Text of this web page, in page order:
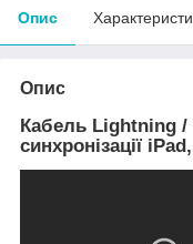
Опис
Опис
Кабель Lightning /
синхронізації